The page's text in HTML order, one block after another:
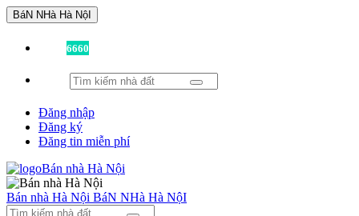
BáN NHà Hà NộI
6660
Đăng nhập
Đăng ký
Đăng tin miễn phí
Bán nhà Hà Nội BáN NHà Hà NộI